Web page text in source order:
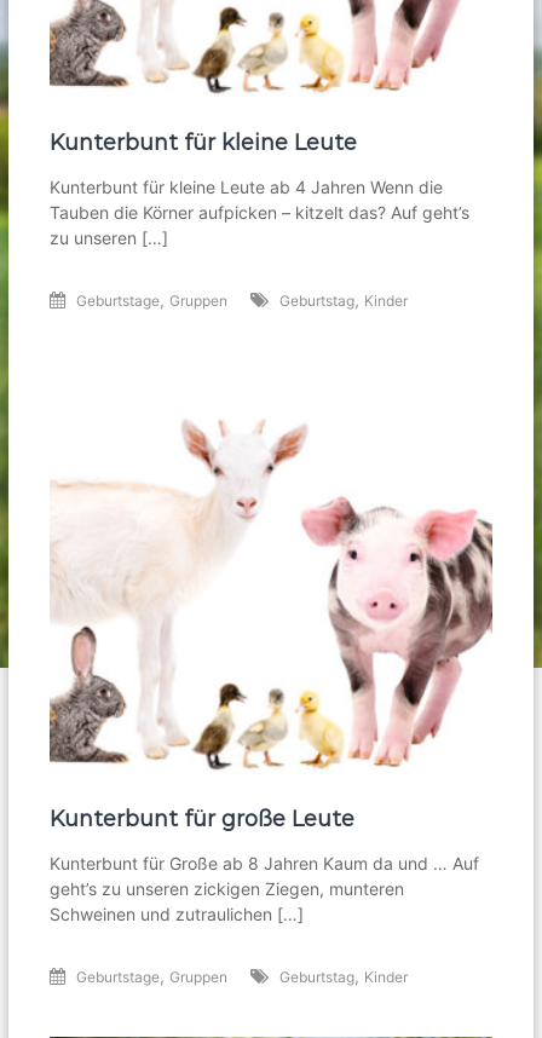
Kunterbunt für kleine Leute
Kunterbunt für kleine Leute ab 4 Jahren Wenn die
Tauben die Körner aufpicken – kitzelt das? Auf geht’s
zu unseren […]
Geburtstage,Gruppen Geburtstag, Kinder
Kunterbunt für große Leute
Kunterbunt für Große ab 8 Jahren Kaum da und … Auf
geht’s zu unseren zickigen Ziegen, munteren
Schweinen und zutraulichen […]
Geburtstage,Gruppen Geburtstag, Kinder